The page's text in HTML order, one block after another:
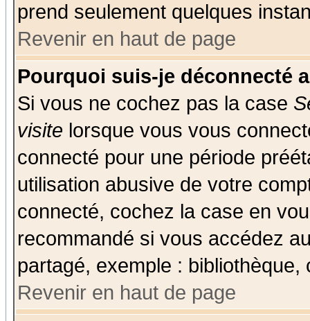
prend seulement quelques
Revenir en haut de page
Pourquoi suis-je déconnecté
Si vous ne cochez pas la case
visite lorsque vous vous
connecté pour une période
utilisation abusive de votre
connecté, cochez la case en
recommandé si vous accédez
partagé, exemple :
Revenir en haut de page